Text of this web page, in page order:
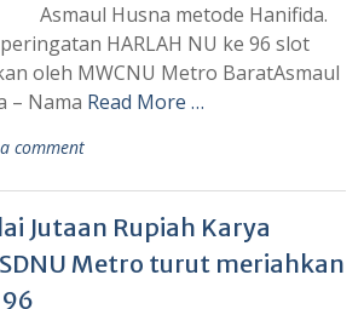
Asmaul Husna metode Hanifida.
‎HARLAH NU ke 96 slot
oleh MWCNU Metro BaratAsmaul
– Nama Read More …
comment
Jutaan Rupiah Karya
Metro turut meriahkan